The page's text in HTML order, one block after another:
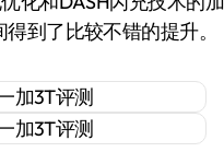
得到了比较不错的提升。